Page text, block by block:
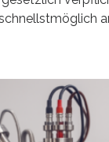
dafür nötige
Die Stiftung
hat den
Praxis